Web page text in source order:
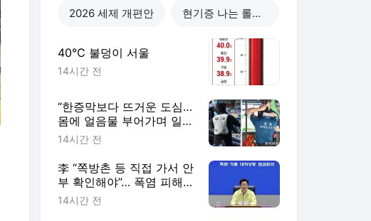
2026 세제 개편안 현기증 나는 롤러코스피
40℃ 불덩이 서울
14시간 전
“한증막보다 뜨거운 도심…
몸에 얼음물 부어가며 일
해”
14시간 전
李 “쪽방촌 등 직접 가서 안
부 확인해야”… 폭염 피해
최소화에 행정력 총동원 주
14시간 전